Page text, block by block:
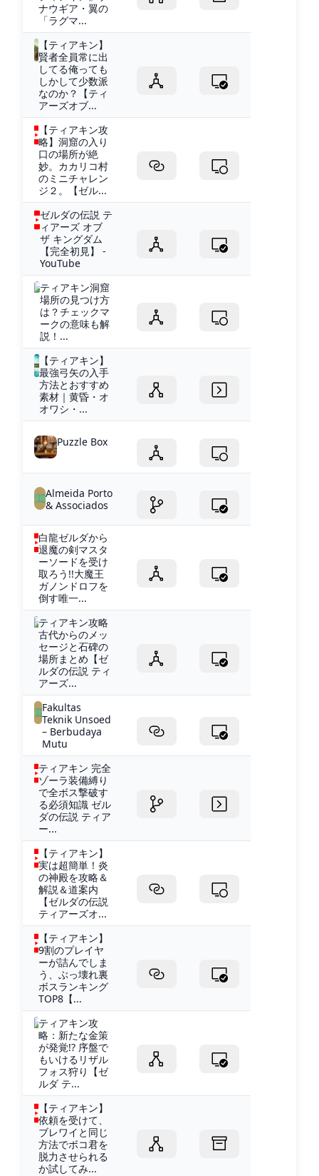
ナウギア・翼の
「ラグマ...
【ティアキン】
賢者全員常に出
してる俺っても
しかして少数派
なのか？【ティ
アーズオブ...
【ティアキン攻
略】洞窟の入り
口の場所が絶
妙。カカリコ村
のミニチャレン
ジ２。【ゼル...
ゼルダの伝説 テ
ィアーズ オブ
ザ キングダム
【完全初見】 -
YouTube
ティアキン洞窟
場所の見つけ方
は？チェックマ
ークの意味も解
説！...
【ティアキン】
最強弓矢の入手
方法とおすすめ
素材｜黄昏・オ
オワシ・...
Puzzle Box
Almeida Porto
& Associados
白龍ゼルダから
退魔の剣マスタ
ーソードを受け
取ろう!!大魔王
ガノンドロフを
倒す唯一...
ティアキン攻略
古代からのメッ
セージと石碑の
場所まとめ【ゼ
ルダの伝説 ティ
アーズ...
Fakultas
Teknik Unsoed
– Berbudaya
Mutu
ティアキン 完全
ゾーラ装備縛り
で全ボス撃破す
る必須知識 ゼル
ダの伝説 ティア
ー...
【ティアキン】
実は超簡単！炎
の神殿を攻略＆
解説＆道案内
【ゼルダの伝説
ティアーズオ...
【ティアキン】
9割のプレイヤ
ーが詰んでしま
う、ぶっ壊れ裏
ボスランキング
TOP8【...
ティアキン攻
略：新たな金策
が発覚!? 序盤で
もいけるリザル
フォス狩り【ゼ
ルダ テ...
【ティアキン】
依頼を受けて、
ブレワイと同じ
方法でボコ君を
脱力させられる
か試してみ...